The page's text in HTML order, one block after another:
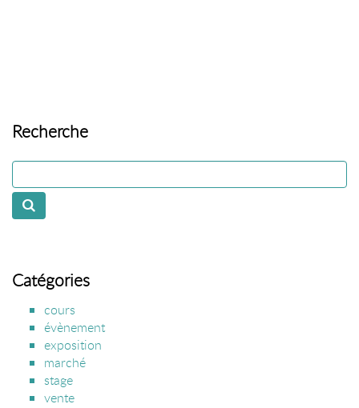
Recherche
Catégories
cours
évènement
exposition
marché
stage
vente